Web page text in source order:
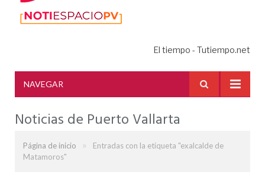
El tiempo - Tutiempo.net
NAVEGAR
Noticias de Puerto Vallarta
Página de inicio »
Entradas con la etiqueta "exalcalde de
Matamoros"